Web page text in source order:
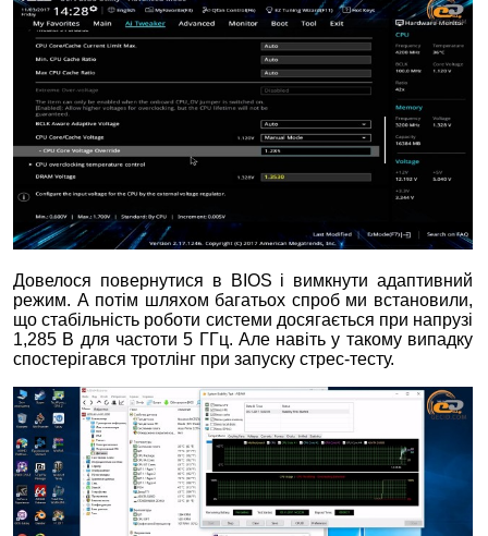
Довелося повернутися в BIOS і вимкнути адаптивний
режим. А потім шляхом багатьох спроб ми встановили,
що стабільність роботи системи досягається при напрузі
1,285 В для частоти 5 ГГц. Але навіть у такому випадку
спостерігався тротлінг при запуску стрес-тесту.